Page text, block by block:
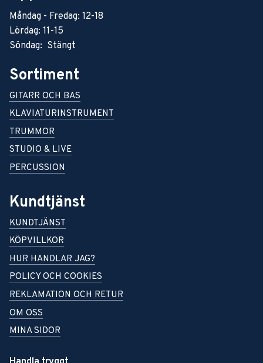
Måndag - Fredag: 12-18
Lördag: 11-15
Söndag: Stängt
Sortiment
GITARR OCH BAS
KLAVIATURINSTRUMENT
TRUMMOR
STUDIO & LIVE
PERCUSSION
Kundtjänst
KUNDTJÄNST
KÖPVILLKOR
HUR HANDLAR JAG?
POLICY OCH COOKIES
REKLAMATION OCH RETUR
OM OSS
MINA SIDOR